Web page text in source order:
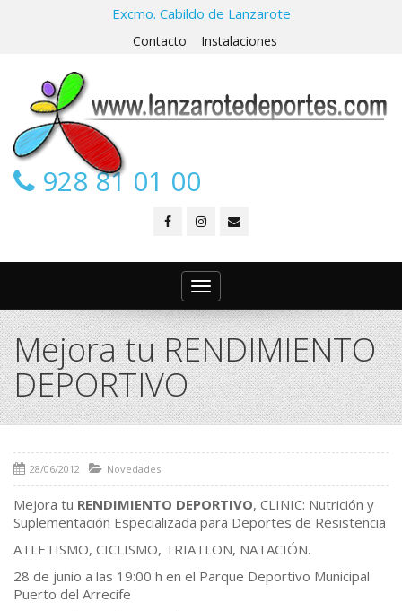
Excmo. Cabildo de Lanzarote
Contacto Instalaciones
928 81 01 00
Toggle
navigation
Mejora tu RENDIMIENTO
DEPORTIVO
28/06/2012 Novedades
Mejora tu RENDIMIENTO DEPORTIVO, CLINIC: Nutrición y
Suplementación Especializada para Deportes de Resistencia
ATLETISMO, CICLISMO, TRIATLON, NATACIÓN.
28 de junio a las 19:00 h en el Parque Deportivo Municipal
Puerto del Arrecife